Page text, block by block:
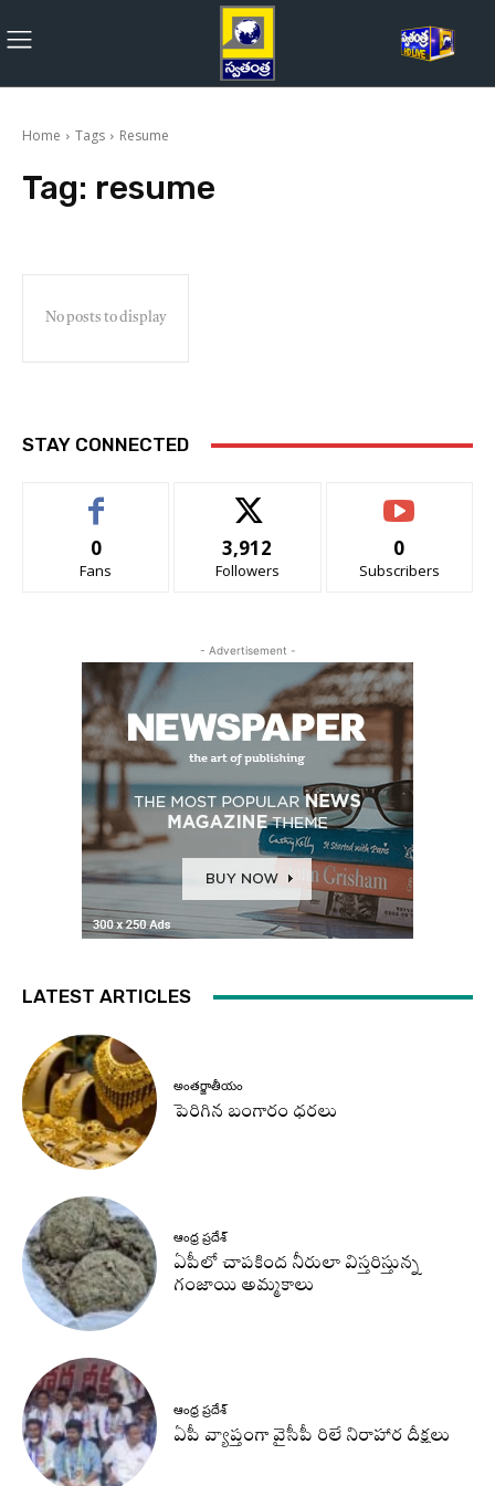
Home Tags Resume
Tag: resume
No posts to display
STAY CONNECTED
0
Fans
3,912
Followers
0
Subscribers
- Advertisement -
LATEST ARTICLES
అంతర్జాతీయం
పెరిగిన బంగారం ధరలు
ఆంధ్ర ప్రదేశ్
ఏపీలో చాపకింద నీరులా విస్తరిస్తున్న
గంజాయి అమ్మకాలు
ఆంధ్ర ప్రదేశ్
ఏపీ వ్యాప్తంగా వైసీపీ రిలే నిరాహార దీక్షలు